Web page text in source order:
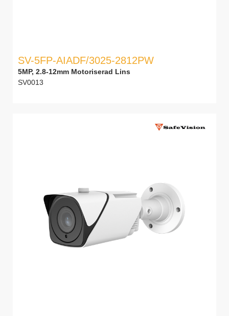
SV-5FP-AIADF/3025-2812PW
5MP, 2.8-12mm Motoriserad Lins
SV0013